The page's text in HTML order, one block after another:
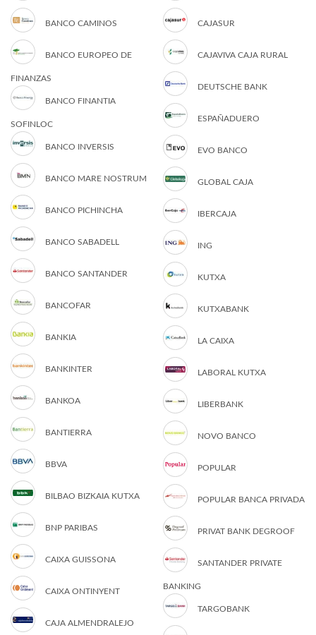
BANCO CAMINOS
BANCO EUROPEO DE
FINANZAS
BANCO FINANTIA
SOFINLOC
BANCO INVERSIS
BANCO MARE NOSTRUM
BANCO PICHINCHA
BANCO SABADELL
BANCO SANTANDER
BANCOFAR
BANKIA
BANKINTER
BANKOA
BANTIERRA
BBVA
BILBAO BIZKAIA KUTXA
BNP PARIBAS
CAIXA GUISSONA
CAIXA ONTINYENT
CAJA ALMENDRALEJO
CAJASUR
CAJAVIVA CAJA RURAL
DEUTSCHE BANK
ESPAÑADUERO
EVO BANCO
GLOBAL CAJA
IBERCAJA
ING
KUTXA
KUTXABANK
LA CAIXA
LABORAL KUTXA
LIBERBANK
NOVO BANCO
POPULAR
POPULAR BANCA PRIVADA
PRIVAT BANK DEGROOF
SANTANDER PRIVATE
BANKING
TARGOBANK